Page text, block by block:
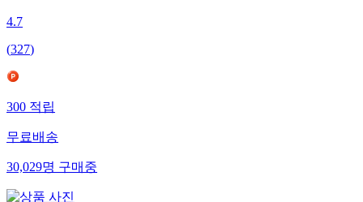
4.7
(327)
300적립
무료배송
30,029명구매중